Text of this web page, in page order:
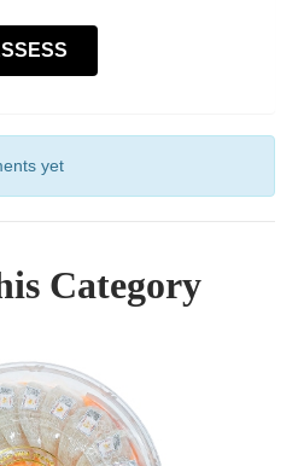
yet
Category